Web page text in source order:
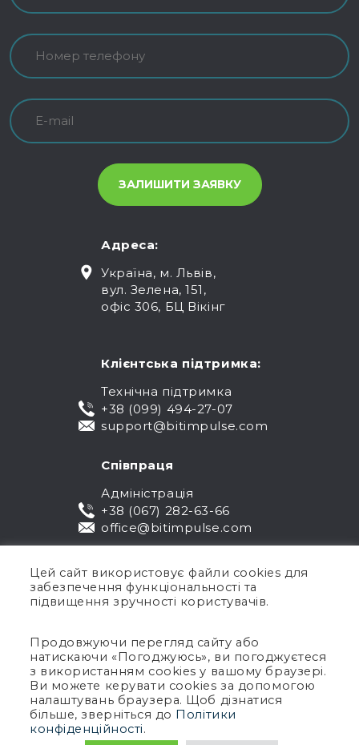
Адреса:
Україна, м. Львів,
вул. Зелена, 151,
офіс 306, БЦ Вікінг
Клієнтська підтримка:
Технічна підтримка
+38 (099) 494-27-07
support@bitimpulse.com
Співпраця
Адміністрація
+38 (067) 282-63-66
office@bitimpulse.com
Публічна оферта
Гарантія
Політика конфіденційності
Умови використання
Цей сайт використовує файли cookies для
забезпечення функціональності та
підвищення зручності користувачів.
Продовжуючи перегляд сайту або
натискаючи «Погоджуюсь», ви погоджуєтеся
з використанням cookies у вашому браузері.
Ви можете керувати cookies за допомогою
налаштувань браузера. Щоб дізнатися
більше, зверніться до Політики
конфіденційності.